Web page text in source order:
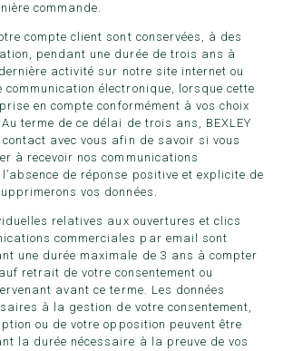
commande.
compte client sont conservées, à des
pendant une durée de trois ans à
activité sur notre site internet ou
électronique, lorsque cette
en compte conformément à vos choix
terme de ce délai de trois ans, BEXLEY
avec vous afin de savoir si vous
à recevoir nos communications
de réponse positive et explicite de
vos données.
relatives aux ouvertures et clics
commerciales par email sont
une durée maximale de 3 ans à compter
retrait de votre consentement ou
avant ce terme. Les données
à la gestion de votre consentement,
ou de votre opposition peuvent être
la durée nécessaire à la preuve de vos